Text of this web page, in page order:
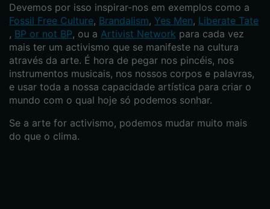
Devemos por isso inspirar-nos em exemplos como a
Fossil Free Culture, Brandalism, Yes Men, Liberate Tate
, BP or not BP, ou a Artivist Network para cada vez
mais ter um activismo que se manifeste na cultura
através da arte. É hora de pegar nos pincéis, nos
instrumentos musicais, nos nossos corpos e palavras,
e usar toda a nossa capacidade artística para criar o
mundo com o qual hoje só podemos sonhar.
Se a arte for activismo, podemos mudar muito mais
do que o clima.